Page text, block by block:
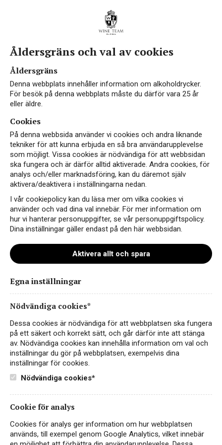
Instagram
Kontakt
Sekretess- & Cookiepolicy
Personuppgiftspolicy
Åldersgräns och val av cookies
Åldersgräns
Denna webbplats innehåller information om alkoholdrycker.
För besök på denna webbplats måste du därför vara 25 år
eller äldre.
Cookies
På denna webbsida använder vi cookies och andra liknande
tekniker för att kunna erbjuda en så bra användarupplevelse
som möjligt. Vissa cookies är nödvändiga för att webbsidan
ska fungera och är därför alltid aktiverade. Andra cookies, för
analys och/eller marknadsföring, kan du däremot själv
aktivera/deaktivera i inställningarna nedan.
I vår cookiepolicy kan du läsa mer om vilka cookies vi
använder och vad dina val innebär. För mer information om
hur vi hanterar personuppgifter, se vår personuppgiftspolicy.
Dina inställningar gäller endast på den här webbsidan.
Aktivera allt och spara
Egna inställningar
Nödvändiga cookies*
Dessa cookies är nödvändiga för att webbplatsen ska fungera
på ett säkert och korrekt sätt, och går därför inte att stänga
av. Nödvändiga cookies kan innehålla information om val och
inställningar du gör på webbplatsen, exempelvis dina
inställningar för cookies.
Nödvändiga cookies*
Cookie för analys
Cookies för analys ger information om hur webbplatsen
används, till exempel genom Google Analytics, vilket innebär